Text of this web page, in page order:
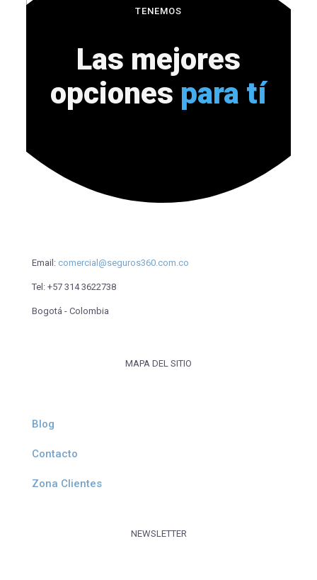
TENEMOS
Las mejores
opciones para tí
Email: comercial@seguros360.com.co
Tel: +57 314 3622738
Bogotá - Colombia
MAPA DEL SITIO
Blog
Contacto
Zona Clientes
NEWSLETTER